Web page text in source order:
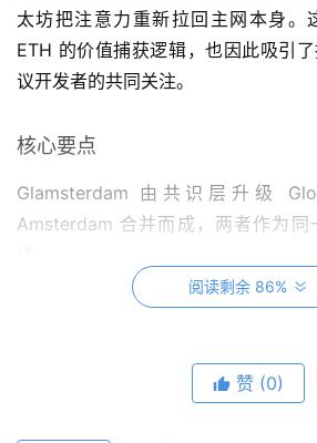
太坊把注意力重新拉回主网本身。
ETH 的价值捕获逻辑，也因此吸引
议开发者的共同关注。
核心要点
Glamsterdam 由共识层升级
Amsterdam 合并而成，两者作为同
两个头部提案锁定方向：EIP-7732
配套的 Gas 重新定价方案，目标是
阅读剩余 86%
赞 (0)